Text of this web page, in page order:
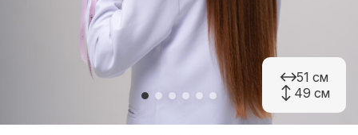
51 см
49 см